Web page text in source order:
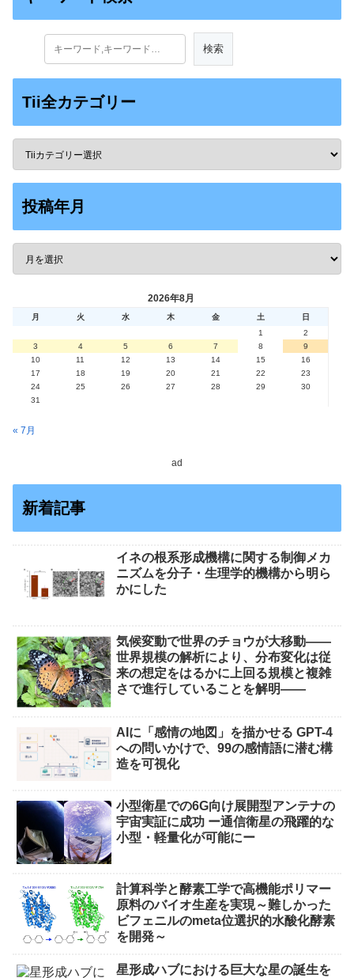
Tii全カテゴリー
投稿年月
2026年8月
月 火 水 木 金 土
日
1
2
3
4 5 6 7 8
9
10
11 12 13 14 15
16
17
18 19 20 21 22
23
24
25 26 27 28 29
30
31
« 7月
ad
新着記事
イネの根系形成機構に関する制御メカ
ニズムを分子・生理学的機構から明ら
かにした
気候変動で世界のチョウが大移動――
世界規模の解析により、分布変化は従
来の想定をはるかに上回る規模と複雑
さで進行していることを解明――
AIに「感情の地図」を描かせる GPT-4
への問いかけで、99の感情語に潜む構
造を可視化
小型衛星での6G向け展開型アンテナの
宇宙実証に成功 ー通信衛星の飛躍的な
小型・軽量化が可能にー
計算科学と酵素工学で高機能ポリマー
原料のバイオ生産を実現～難しかった
ビフェニルのmeta位選択的水酸化酵素
を開発～
星形成ハブにおける巨大な星の誕生を